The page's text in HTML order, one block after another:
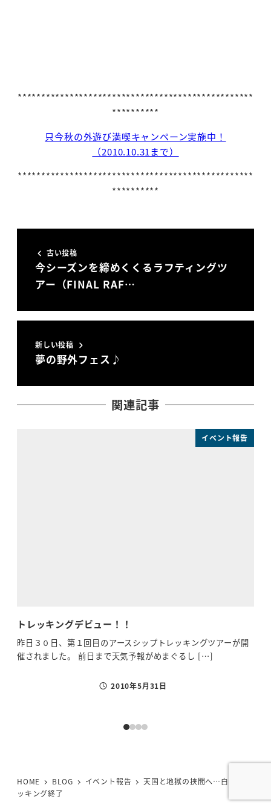
**************************************************
**********
只今秋の外遊び満喫キャンペーン実施中！
（2010.10.31まで）
**************************************************
**********
古い投稿
今シーズンを締めくくるラフティングツ
アー（FINAL RAF…
新しい投稿
夢の野外フェス♪
関連記事
イベント報告
トレッキングデビュー！！
昨日３０日、第１回目のアースシップトレッキングツアーが開
催されました。 前日まで天気予報がめまぐるし […]
投稿日2010年5月31日
HOME BLOG イベント報告
天国と地獄の挟間へ…白山トレ
ッキング終了